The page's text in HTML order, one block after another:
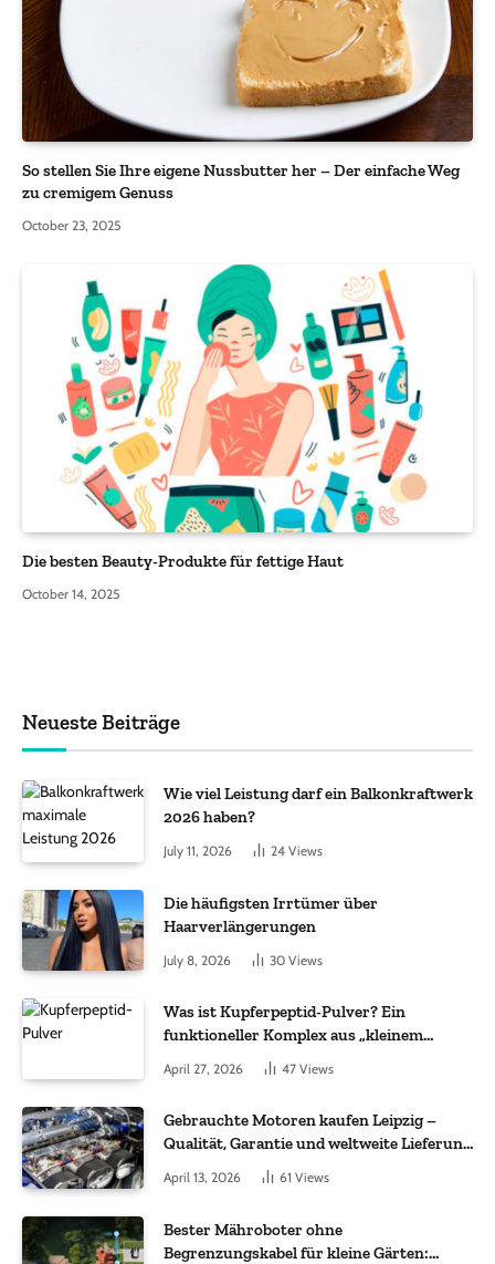
So stellen Sie Ihre eigene Nussbutter her – Der einfache Weg
zu cremigem Genuss
October 23, 2025
Die besten Beauty-Produkte für fettige Haut
October 14, 2025
Neueste Beiträge
Wie viel Leistung darf ein Balkonkraftwerk
2026 haben?
July 11, 2026 24 Views
Die häufigsten Irrtümer über
Haarverlängerungen
July 8, 2026 30 Views
Was ist Kupferpeptid-Pulver? Ein
funktioneller Komplex aus „kleinem
Molekül + Metall“
April 27, 2026 47 Views
Gebrauchte Motoren kaufen Leipzig –
Qualität, Garantie und weltweite Lieferung
April 13, 2026 61 Views
Bester Mähroboter ohne
Begrenzungskabel für kleine Gärten: